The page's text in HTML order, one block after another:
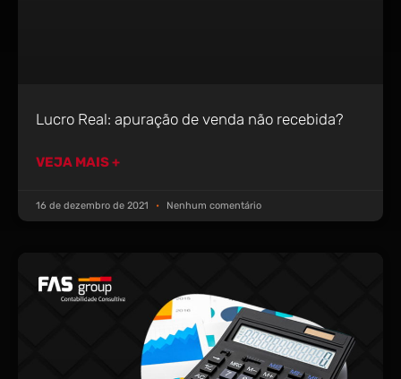
Lucro Real: apuração de venda não recebida?
VEJA MAIS +
16 de dezembro de 2021 Nenhum comentário